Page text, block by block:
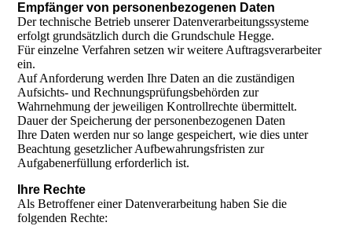
Empfänger von personenbezogenen Daten
Der technische Betrieb unserer Datenverarbeitungssysteme
erfolgt grundsätzlich durch die Grundschule Hegge.
Für einzelne Verfahren setzen wir weitere Auftragsverarbeiter
ein.
Auf Anforderung werden Ihre Daten an die zuständigen
Aufsichts- und Rechnungsprüfungsbehörden zur
Wahrnehmung der jeweiligen Kontrollrechte übermittelt.
Dauer der Speicherung der personenbezogenen Daten
Ihre Daten werden nur so lange gespeichert, wie dies unter
Beachtung gesetzlicher Aufbewahrungsfristen zur
Aufgabenerfüllung erforderlich ist.
Ihre Rechte
Als Betroffener einer Datenverarbeitung haben Sie die
folgenden Rechte: